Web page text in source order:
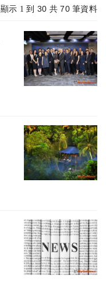
顯示 1 到 30 共70筆資料